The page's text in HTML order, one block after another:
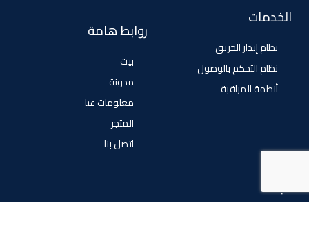
الخدمات
نظام إنذار الحريق
نظام التحكم بالوصول
أنظمة المراقبة
روابط هامة
بيت
مدونة
معلومات عنا
المتجر
اتصل بنا
تابعنا